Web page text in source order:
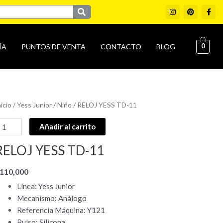
I
n
g
r
P
i
F
a
o
k
f
PUNTOS DE VENTA CONTACTO BLOG 0
/Yess Junior/Niño / RELOJ YESS TD-11
Añadir al carrito
YESS TD-11
110,000
Línea: Yess Junior
Mecanismo: Análogo
Referencia Máquina: Y121